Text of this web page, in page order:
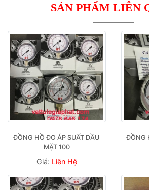
SẢN PHẨM LIÊN
ĐỒNG HỒ ĐO ÁP SUẤT DẦU
MẶT 100
Giá: Liên Hệ
ĐỒNG